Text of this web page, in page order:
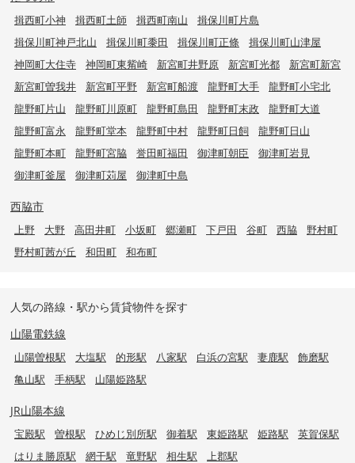
揖西町小神 揖西町土師 揖西町南山
揖保川町片島
揖保川町神戸北山
揖保川町黍田 揖保川町正條
揖保川町山津屋
神岡町大住寺
神岡町東觜崎 新宮町井野原 新宮町光都
新宮町新宮
新宮町曽我井
新宮町平野 新宮町船渡 龍野町大手
龍野町小宅北
龍野町片山
龍野町川原町 龍野町島田 龍野町末政
龍野町大道
龍野町富永
龍野町堂本 龍野町中村 龍野町日飼
龍野町日山
龍野町本町
龍野町宮脇 誉田町福田 御津町朝臣
御津町岩見
御津町釜屋
御津町苅屋 御津町中島
西脇市
上野 大野 高田井町 小坂町 郷瀬町 下戸田 谷町 西脇
野村町
野村町茜が丘
和田町 和布町
人気の路線・駅から賃貸物件を探す
山陽電鉄線
山陽曽根駅 大塩駅 的形駅 八家駅 白浜の宮駅 妻鹿駅
飾磨駅
亀山駅
手柄駅 山陽姫路駅
JR山陽本線
宝殿駅 曽根駅 ひめじ別所駅 御着駅 東姫路駅 姫路駅
英賀保駅
はりま勝原駅
網干駅 竜野駅 相生駅 上郡駅